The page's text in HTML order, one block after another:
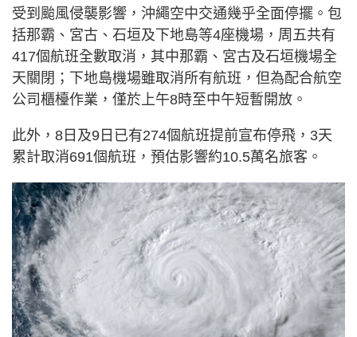
受到颱風侵襲影響，沖繩空中交通幾乎全面停擺。包
括那霸、宮古、石垣及下地島等4座機場，周五共有
417個航班全數取消，其中那霸、宮古及石垣機場全
天關閉；下地島機場雖取消所有航班，但為配合航空
公司櫃檯作業，僅於上午8時至中午短暫開放。
此外，8日及9日已有274個航班提前宣布停飛，3天
累計取消691個航班，預估影響約10.5萬名旅客。